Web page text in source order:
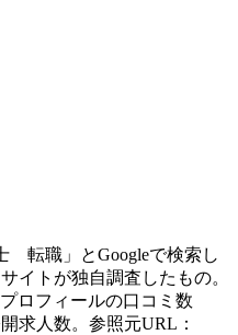
転職」とGoogleで検索し
イトが独自調査したもの。
ロフィールの口コミ数
求人数。参照元URL：